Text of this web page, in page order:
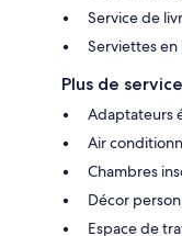
Service de
Serviettes
Plus de
Adaptateurs
Air
Chambres
Décor
Espace de